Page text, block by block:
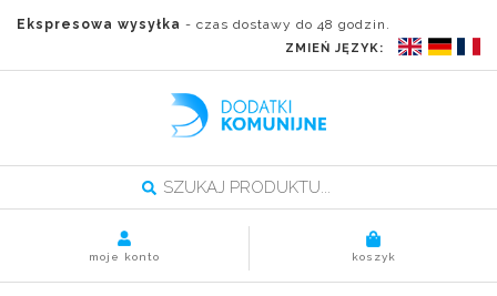
Ekspresowa wysyłka - czas dostawy do 48 godzin.
ZMIEŃ JĘZYK:
koszyk
moje konto